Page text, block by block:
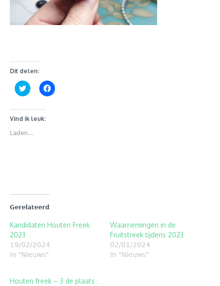
Dit delen:
Klik
om
met
Twitter
in
een
Klik
om
Vind ik leuk:
Laden...
Gerelateerd
Kandidaten Houten Freek
2023
19/02/2024
In "Nieuws"
Waarnemingen in de
Fruitstreek tijdens 2023
02/01/2024
In "Nieuws"
Houten freek – 3 de plaats :